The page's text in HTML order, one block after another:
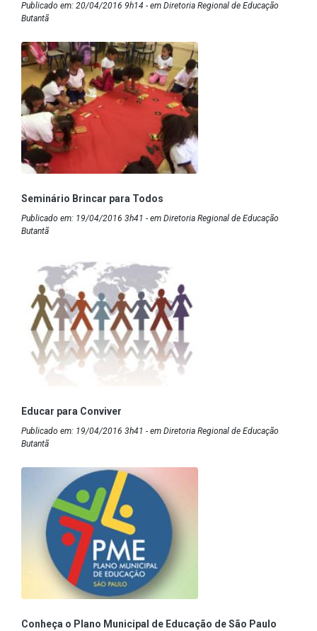
Publicado em: 20/04/2016 9h14 - em Diretoria Regional de Educação
Butantã
Seminário Brincar para Todos
Publicado em: 19/04/2016 3h41 - em Diretoria Regional de Educação
Butantã
Educar para Conviver
Publicado em: 19/04/2016 3h41 - em Diretoria Regional de Educação
Butantã
Conheça o Plano Municipal de Educação de São Paulo